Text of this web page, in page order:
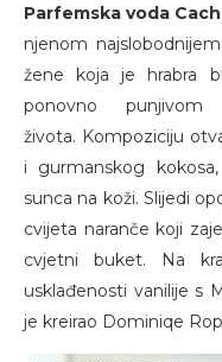
Parfemska voda
njenom
žene koja je hrabra
ponovno
života. Kompoziciju
i gurmanskog
sunca na koži. Slijedi
cvijeta naranče koji
cvjetni buket. Na
usklađenosti vanilije s
je kreirao Dominiqe